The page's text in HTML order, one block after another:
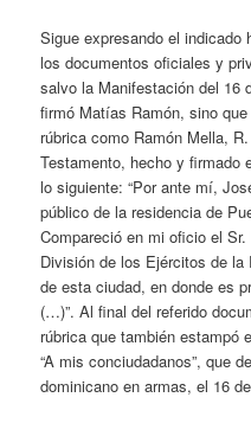
Sigue expresando el indicado
los documentos oficiales y
salvo la Manifestación del 16
firmó Matías Ramón, sino
rúbrica como Ramón Mella,
Testamento, hecho y firmado
lo siguiente: “Por ante mí,
público de la residencia de
Compareció en mi oficio el
División de los Ejércitos de la
de esta ciudad, en donde es
(…)”. Al final del referido
rúbrica que también estampó
“A mis conciudadanos”, que
dominicano en armas, el 16